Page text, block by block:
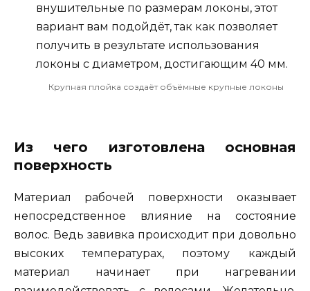
внушительные по размерам локоны, этот
вариант вам подойдёт, так как позволяет
получить в результате использования
локоны с диаметром, достигающим 40 мм.
Крупная плойка создаёт объёмные крупные локоны
Из чего изготовлена основная
поверхность
Материал рабочей поверхности оказывает
непосредственное влияние на состояние
волос. Ведь завивка происходит при довольно
высоких температурах, поэтому каждый
материал начинает при нагревании